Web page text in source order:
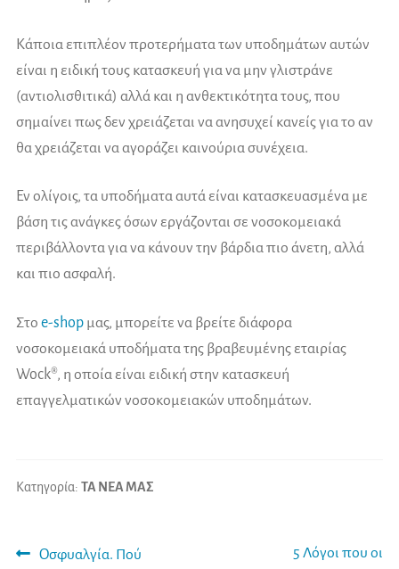
Κάποια επιπλέον προτερήματα των υποδημάτων αυτών
είναι η ειδική τους κατασκευή για να μην γλιστράνε
(αντιολισθιτικά) αλλά και η ανθεκτικότητα τους, που
σημαίνει πως δεν χρειάζεται να ανησυχεί κανείς για το αν
θα χρειάζεται να αγοράζει καινούρια συνέχεια.
Εν ολίγοις, τα υποδήματα αυτά είναι κατασκευασμένα με
βάση τις ανάγκες όσων εργάζονται σε νοσοκομειακά
περιβάλλοντα για να κάνουν την βάρδια πιο άνετη, αλλά
και πιο ασφαλή.
Στο e-shop μας, μπορείτε να βρείτε διάφορα
νοσοκομειακά υποδήματα της βραβευμένης εταιρίας
Wock®, η οποία είναι ειδική στην κατασκευή
επαγγελματικών νοσοκομειακών υποδημάτων.
Κατηγορία: ΤΑ ΝΕΑ ΜΑΣ
Πλοήγηση
Προηγούμενο
Οσφυαλγία. Πού Επόμενο
5 Λόγοι που οι